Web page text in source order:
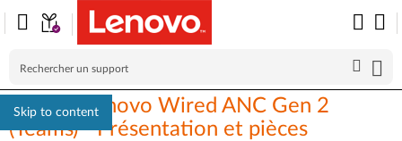
Skip to content
Casque Lenovo Wired ANC Gen 2
(Teams) - Présentation et pièces